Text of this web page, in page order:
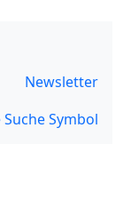
Newsletter